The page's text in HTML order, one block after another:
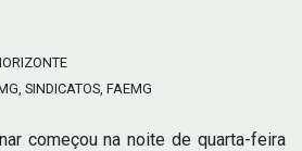
SINDICATOS, FAEMG
começou na noite de quarta-feira